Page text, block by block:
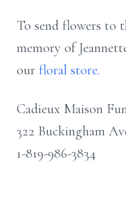
To send flowers to
memory of
our floral store.
Cadieux Maison
322 Buckingham
1-819-986-3834